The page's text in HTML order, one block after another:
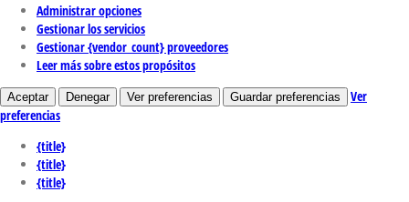
Administrar opciones
Gestionar los servicios
Gestionar {vendor_count} proveedores
Leer más sobre estos propósitos
Aceptar Denegar Ver preferencias Guardar preferencias
Ver
preferencias
{title}
{title}
{title}